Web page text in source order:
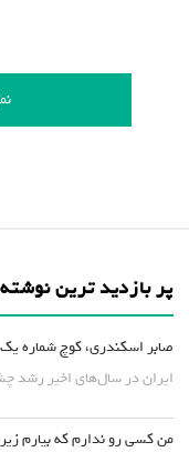
پر بازدید ترین
صابر اسکندری، کوچ شماره
ایران در سال‌های اخیر رشد
من کسی رو ندارم که بیارم